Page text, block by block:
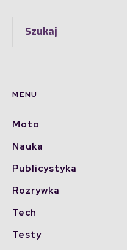
MENU
Moto
Nauka
Publicystyka
Rozrywka
Tech
Testy